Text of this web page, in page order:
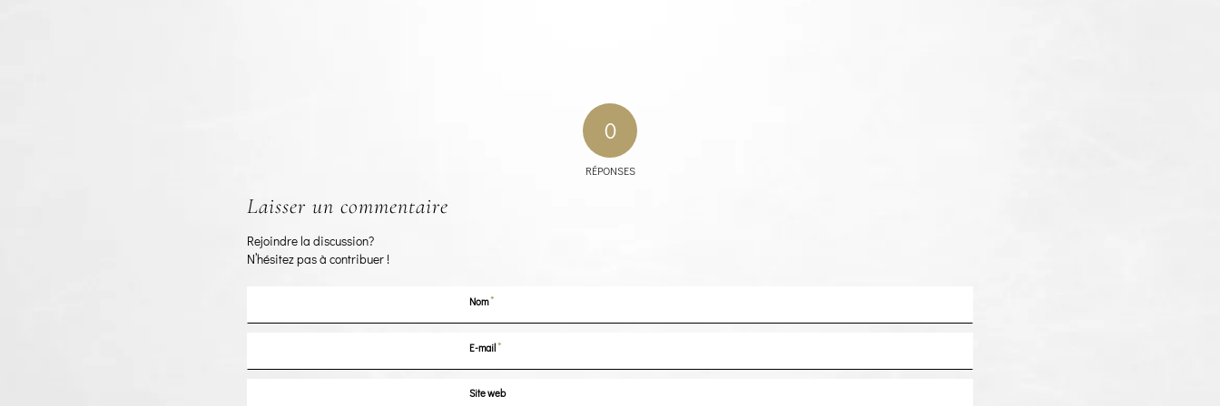
0
RÉPONSES
Laisser un commentaire
Rejoindre la discussion?
N’hésitez pas à contribuer !
Nom*
E-mail*
Site web